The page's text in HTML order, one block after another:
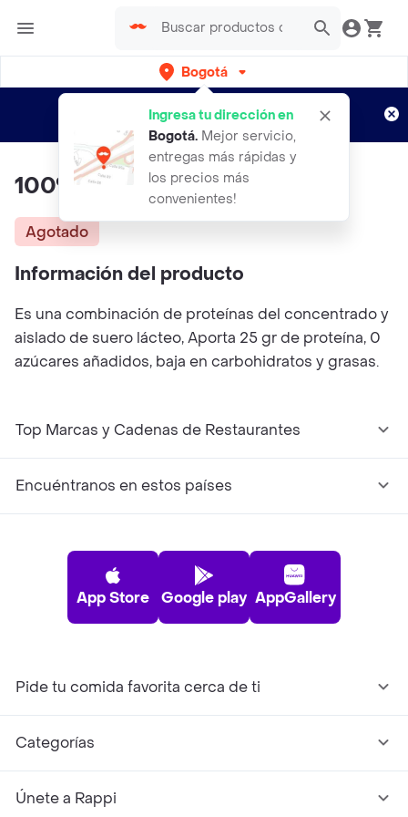
Bogotá
Ingresa tu dirección en
Bogotá. Mejor servicio,
entregas más rápidas y
los precios más
convenientes!
envíos gratis por semanas
Aplican TyC
100% Whey Elite Vitanas 10lb
Agotado
Información del producto
Es una combinación de proteínas del concentrado y
aislado de suero lácteo, Aporta 25 gr de proteína, 0
azúcares añadidos, baja en carbohidratos y grasas.
Top Marcas y Cadenas de Restaurantes
Encuéntranos en estos países
App Store Google play AppGallery
Pide tu comida favorita cerca de ti
Categorías
Únete a Rappi